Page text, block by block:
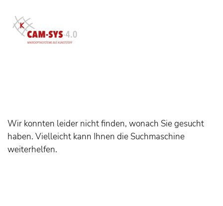
Wir konnten leider nicht finden, wonach Sie gesucht
haben. Vielleicht kann Ihnen die Suchmaschine
weiterhelfen.